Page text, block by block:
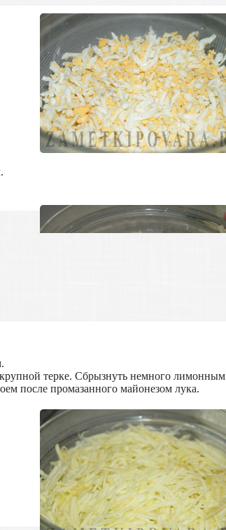
терке. Сбрызнуть немного
после промазанного майонезом лука.